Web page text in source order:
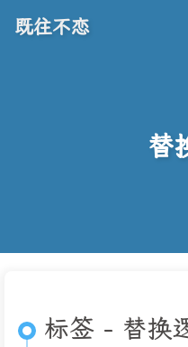
既往不恋
替
标签 - 替换